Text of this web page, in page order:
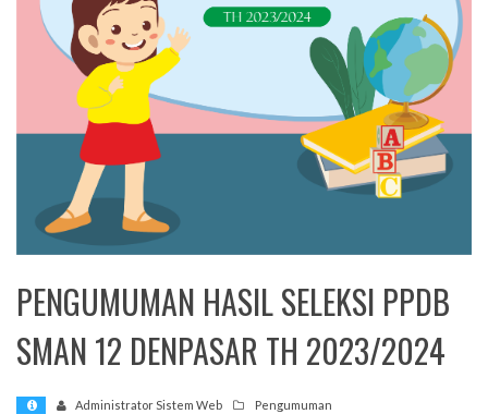
PENGUMUMAN HASIL SELEKSI PPDB
SMAN 12 DENPASAR TH 2023/2024
Administrator Sistem Web
Pengumuman